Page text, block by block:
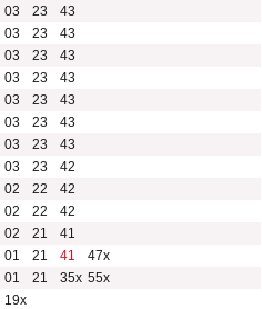
03 23
43
03 23
43
03 23
43
03 23
43
03 23
43
03 23
43
03 23
43
03 23
42
02 22
42
02 22
42
02 21
41
01 21 41
47x
01 21 35x 55x
19x